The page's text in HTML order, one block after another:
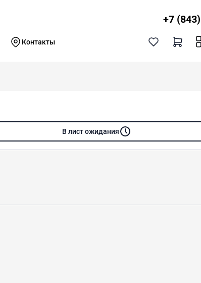
+7
Контакты
В лист ожидания